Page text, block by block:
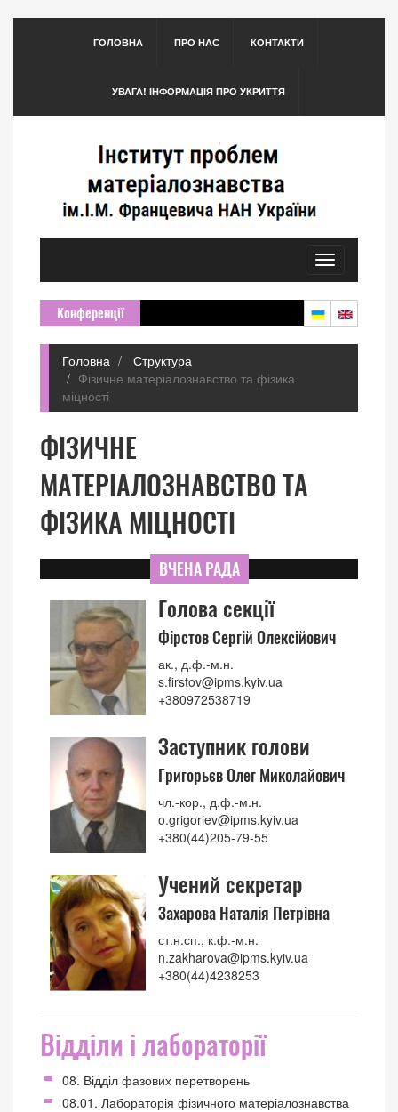
ГОЛОВНА ПРО НАС КОНТАКТИ
УВАГА! ІНФОРМАЦІЯ ПРО УКРИТТЯ
Toggle
navigation
Конференції
Головна
Структура
Фізичне матеріалознавство та фізика
міцності
ФІЗИЧНЕ
МАТЕРІАЛОЗНАВСТВО ТА
ФІЗИКА МІЦНОСТІ
ВЧЕНА РАДА
Голова секції
Фірстов Сергій Олексійович
ак., д.ф.-м.н.
s.firstov@ipms.kyiv.ua
+380972538719
Заступник голови
Григорьєв Олег Миколайович
чл.-кор., д.ф.-м.н.
o.grigoriev@ipms.kyiv.ua
+380(44)205-79-55
Учений секретар
Захарова Наталія Петрівна
ст.н.сп., к.ф.-м.н.
n.zakharova@ipms.kyiv.ua
+380(44)4238253
Відділи і лабораторії
08. Відділ фазових перетворень
08.01. Лабораторія фізичного матеріалознавства